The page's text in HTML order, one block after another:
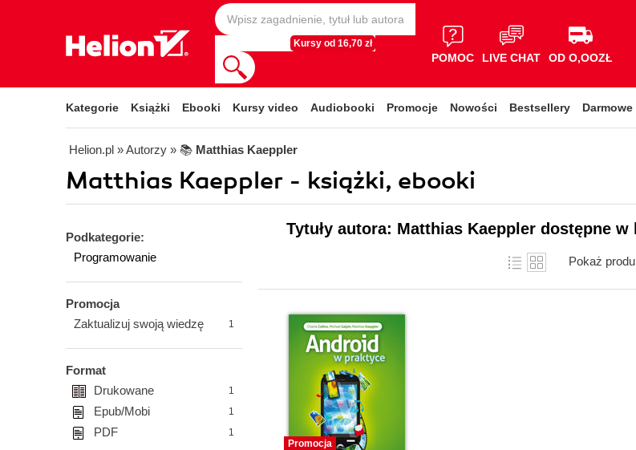
Kursy od 16,70 zł
POMOC LIVE CHAT OD O,OOZŁ
Kategorie Książki Ebooki Kursy video Audiobooki Promocje Nowości Bestsellery
Helion.pl » Autorzy » 📚 Matthias Kaeppler
Matthias Kaeppler - książki, ebooki
Podkategorie:
Programowanie
Promocja
Zaktualizuj swoją wiedzę
1
Format
Drukowane
1
Epub/Mobi 1
PDF 1
Tytuły autora: Matthias Kaeppler dostępne
Pokaż
Promocja